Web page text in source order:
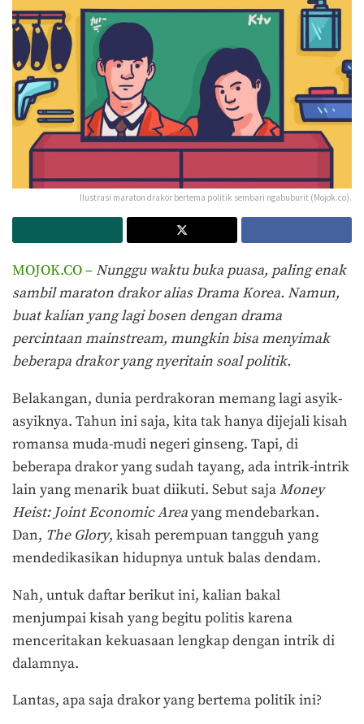
Ilustrasi maraton drakor bertema politik sembari ngabuburit (Mojok.co).
MOJOK.CO –Nunggu waktu buka puasa, paling enak
sambil maraton drakor alias Drama Korea. Namun,
buat kalian yang lagi bosen dengan drama
percintaan mainstream, mungkin bisa menyimak
beberapa drakor yang nyeritain soal politik.
Belakangan, dunia perdrakoran memang lagi asyik-
asyiknya. Tahun ini saja, kita tak hanya dijejali kisah
romansa muda-mudi negeri ginseng. Tapi, di
beberapa drakor yang sudah tayang, ada intrik-intrik
lain yang menarik buat diikuti. Sebut sajaMoney
Heist: Joint Economic Areayang mendebarkan.
Dan, The Glory, kisah perempuan tangguh yang
mendedikasikan hidupnya untuk balas dendam.
Nah, untuk daftar berikut ini, kalian bakal
menjumpai kisah yang begitu politis karena
menceritakan kekuasaan lengkap dengan intrik di
dalamnya.
Lantas, apa saja drakor yang bertema politik ini?